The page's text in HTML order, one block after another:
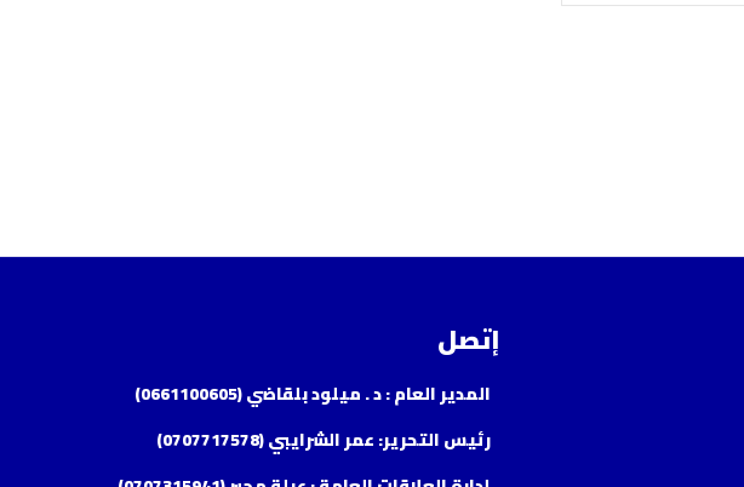
إتصل
المدير العام : د . ميلود بلقاضي (0661100605)
رئيس التحرير: عمر الشرايبي (0707717578)